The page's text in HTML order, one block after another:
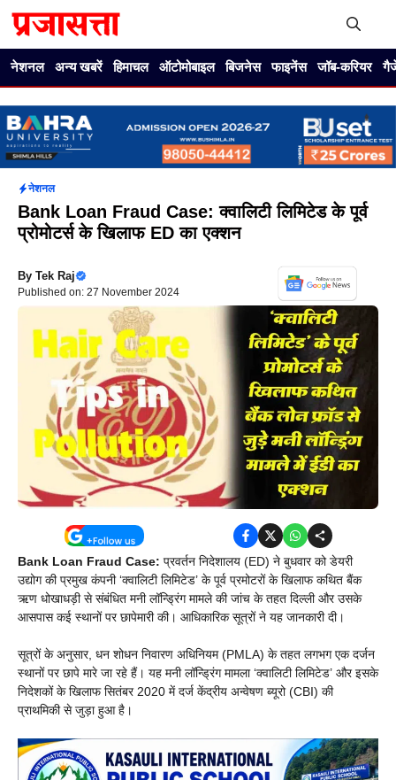
नेशनल अन्य खबरें हिमाचल ऑटोमोबाइल बिजनेस फाइनेंस जॉब-करियर
नेशनल
Bank Loan Fraud Case: क्वालिटी लिमिटेड के पूर्व
प्रोमोटर्स के ​खिलाफ ED का एक्शन
By Tek Raj
Published on: 27 November 2024
Bank Loan Fraud Case: प्रवर्तन निदेशालय (ED) ने बुधवार को डेयरी
उद्योग की प्रमुख कंपनी ‘क्वालिटी लिमिटेड’ के पूर्व प्रमोटरों के खिलाफ कथित बैंक
ऋण धोखाधड़ी से संबंधित मनी लॉन्ड्रिंग मामले की जांच के तहत दिल्ली और उसके
आसपास कई स्थानों पर छापेमारी की। आधिकारिक सूत्रों ने यह जानकारी दी।
सूत्रों के अनुसार, धन शोधन निवारण अधिनियम (PMLA) के तहत लगभग एक दर्जन
स्थानों पर छापे मारे जा रहे हैं। यह मनी लॉन्ड्रिंग मामला ‘क्वालिटी लिमिटेड’ और इसके
निदेशकों के खिलाफ सितंबर 2020 में दर्ज केंद्रीय अन्वेषण ब्यूरो (CBI) की
प्राथमिकी से जुड़ा हुआ है।